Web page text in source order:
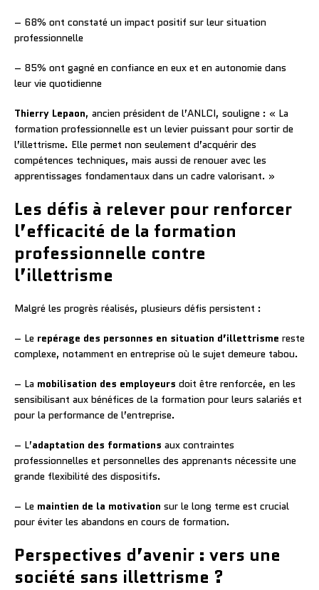
– 68% ont constaté un impact positif sur leur situation
professionnelle
– 85% ont gagné en confiance en eux et en autonomie dans
leur vie quotidienne
Thierry Lepaon, ancien président de l’ANLCI, souligne : « La
formation professionnelle est un levier puissant pour sortir de
l’illettrisme. Elle permet non seulement d’acquérir des
compétences techniques, mais aussi de renouer avec les
apprentissages fondamentaux dans un cadre valorisant. »
Les défis à relever pour renforcer
l’efficacité de la formation
professionnelle contre
l’illettrisme
Malgré les progrès réalisés, plusieurs défis persistent :
– Le repérage des personnes en situation d’illettrisme reste
complexe, notamment en entreprise où le sujet demeure tabou.
– La mobilisation des employeurs doit être renforcée, en les
sensibilisant aux bénéfices de la formation pour leurs salariés et
pour la performance de l’entreprise.
– L’adaptation des formations aux contraintes
professionnelles et personnelles des apprenants nécessite une
grande flexibilité des dispositifs.
– Le maintien de la motivation sur le long terme est crucial
pour éviter les abandons en cours de formation.
Perspectives d’avenir : vers une
société sans illettrisme ?